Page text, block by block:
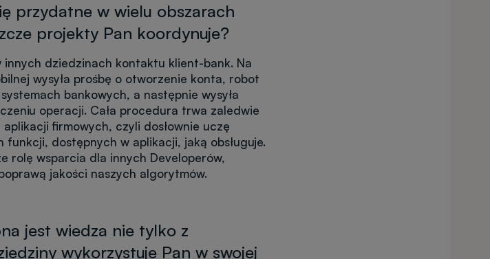
przydatne w wielu obszarach
projekty Pan koordynuje?
innych dziedzinach kontaktu klient-bank. Na
wysyła prośbę o otworzenie konta, robot
bankowych, a następnie wysyła
operacji. Cała procedura trwa zaledwie
firmowych, czyli dosłownie uczę
dostępnych w aplikacji, jaką obsługuje.
rolę wsparcia dla innych Developerów,
jakości naszych algorytmów.
jest wiedza nie tylko z
wykorzystuje Pan w swojej